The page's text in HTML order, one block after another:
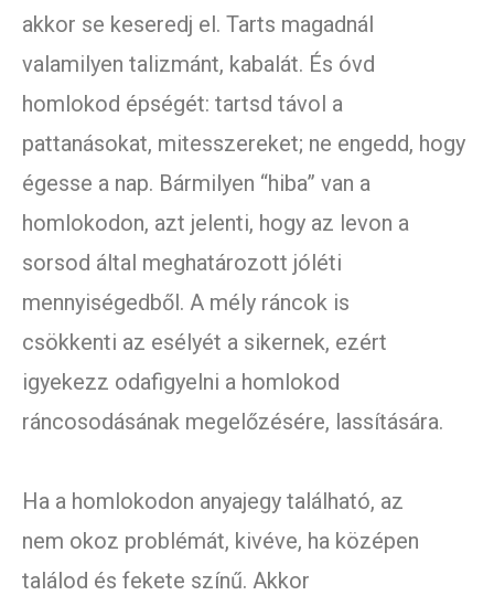
akkor se keseredj el. Tarts magadnál
valamilyen talizmánt, kabalát. És óvd
homlokod épségét: tartsd távol a
pattanásokat, mitesszereket; ne engedd, hogy
égesse a nap. Bármilyen “hiba” van a
homlokodon, azt jelenti, hogy az levon a
sorsod által meghatározott jóléti
mennyiségedből. A mély ráncok is
csökkenti az esélyét a sikernek, ezért
igyekezz odafigyelni a homlokod
ráncosodásának megelőzésére, lassítására.
Ha a homlokodon anyajegy található, az
nem okoz problémát, kivéve, ha középen
találod és fekete színű. Akkor